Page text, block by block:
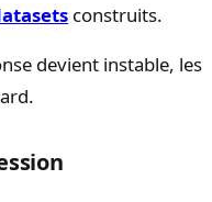
construits.
devient instable, les